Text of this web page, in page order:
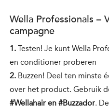
Wella Professionals –
campagne
1. Testen! Je kunt Wella
en conditioner proberen
2. Buzzen! Deel ten minste
over het product. Gebruik
#Wellahair en #Buzzador.